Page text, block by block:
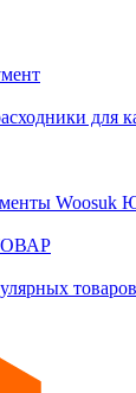
для
товаров